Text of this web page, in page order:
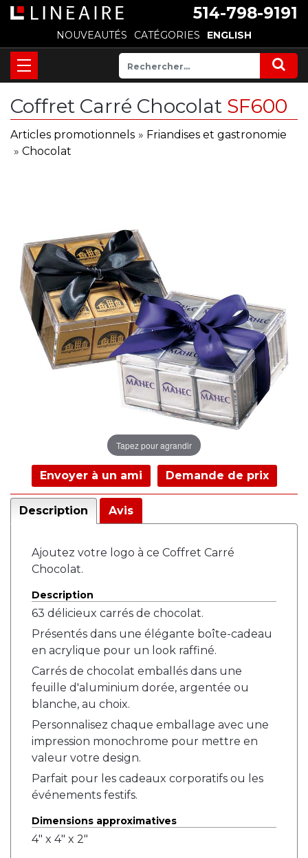
514-798-9191
NOUVEAUTÉS CATÉGORIES ENGLISH
Coffret Carré Chocolat SF600
Articles promotionnels » Friandises et gastronomie
» Chocolat
Tapez pour agrandir
Envoyer à un ami Demande de prix
Description Avis
Ajoutez votre logo à ce Coffret Carré
Chocolat.
Description
63 délicieux carrés de chocolat.
Présentés dans une élégante boîte-cadeau
en acrylique pour un look raffiné.
Carrés de chocolat emballés dans une
feuille d'aluminium dorée, argentée ou
blanche, au choix.
Personnalisez chaque emballage avec une
impression monochrome pour mettre en
valeur votre design.
Parfait pour les cadeaux corporatifs ou les
événements festifs.
Dimensions approximatives
4" x 4" x 2"